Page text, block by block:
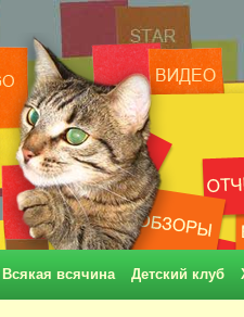
Всякая всячина Детский клуб